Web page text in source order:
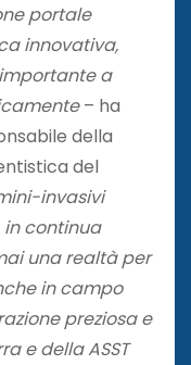
portale
innovativa,
a
– ha
della
del
invasivi
continua
una realtà per
in campo
preziosa e
e della ASST